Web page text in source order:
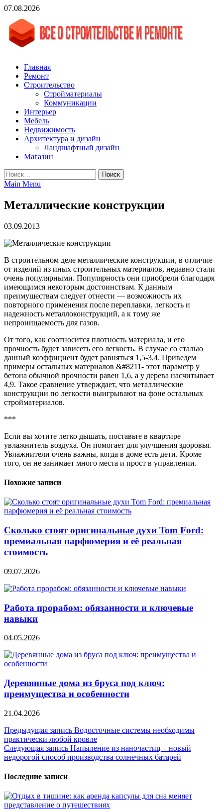
Skip
content
07.08.2026
vgasa.ru
Строительный журнал. Всё о строительстве и ремонтах
Главная
Ремонт
Строительство
Стройматериалы
Коммуникации
Интерьер
Мебель
Недвижимость
Архитектура и дизайн
Ландшафтный дизайн
Магазин
Найти:
Main Menu
Металлические конструкции
03.09.2013
В строительном деле металлические конструкции, в отличие
от изделий из иных строительных материалов, недавно стали
очень популярными. Популярность они приобрели благодаря
имеющимся некоторым достоинствам. К данным
преимуществам следует отнести — возможность их
повторного применения после переплавки, легкость и
надежность металлоконструкций, а к тому же
непроницаемость для газов.
От того, как соотносится плотность материала, и его
прочность будет зависеть его легкость. В случае со сталью
данный коэффициент будет равняться 1,5-3,4. Приведем
примеры остальных материалов &#8211- этот параметр у
бетона обычной прочности равен 1,6, а у дерева насчитывает
4,9. Такое сравнение утверждает, что металлические
конструкции по легкости выигрывают на фоне остальных
стройматериалов.
***
Если вы хотите легко дышать, поставьте в квартире
увлажнитель воздуха. Он помогает для улучшения здоровья.
Увлажнители очень важны, когда в доме есть дети. Кроме
того, он не занимает много места и прост в управлении.
Похожие записи
Сколько стоят оригинальные духи Tom Ford:
премиальная парфюмерия и её реальная
стоимость
09.07.2026
Работа прорабом: обязанности и ключевые
навыки
04.05.2026
Деревянные дома из бруса под ключ:
преимущества и особенности
21.04.2026
Навигация
по
записям
Предыдущая запись Водосточные системы необходимы
практически любой кровле
Следующая запись Напыление из наночастиц – новый
недорогой способ производства солнечных батарей
Последние записи